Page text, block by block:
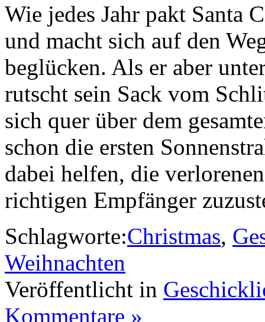
Wie jedes Jahr pakt Santa
und macht sich auf den
beglücken. Als er aber
rutscht sein Sack vom
sich quer über dem
schon die ersten
dabei helfen, die
richtigen Empfänger
Schlagworte:Christmas,
Weihnachten
Veröffentlicht in
Kommentare »